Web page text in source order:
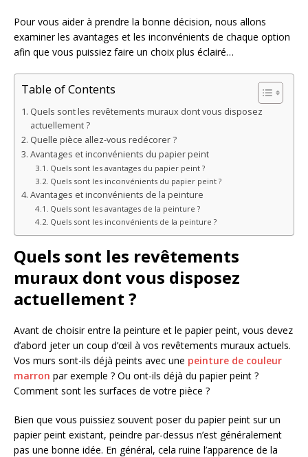
Pour vous aider à prendre la bonne décision, nous allons
examiner les avantages et les inconvénients de chaque option
afin que vous puissiez faire un choix plus éclairé…
Table of Contents
Quels sont les revêtements muraux dont vous disposez
actuellement ?
Quelle pièce allez-vous redécorer ?
Avantages et inconvénients du papier peint
Quels sont les avantages du papier peint ?
Quels sont les inconvénients du papier peint ?
Avantages et inconvénients de la peinture
Quels sont les avantages de la peinture ?
Quels sont les inconvénients de la peinture ?
Quels sont les revêtements
muraux dont vous disposez
actuellement ?
Avant de choisir entre la peinture et le papier peint, vous devez
d’abord jeter un coup d’œil à vos revêtements muraux actuels.
Vos murs sont-ils déjà peints avec une peinture de couleur
marron par exemple ? Ou ont-ils déjà du papier peint ?
Comment sont les surfaces de votre pièce ?
Bien que vous puissiez souvent poser du papier peint sur un
papier peint existant, peindre par-dessus n’est généralement
pas une bonne idée. En général, cela ruine l’apparence de la